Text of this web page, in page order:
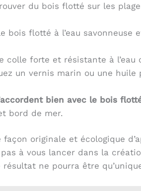
du bois flotté sur les
bois flotté à l’eau
colle forte et résistante à l’eau
un vernis marin ou une
bien avec le bois
bord de mer.
façon originale et écologique
à vous lancer dans la
ne pourra être